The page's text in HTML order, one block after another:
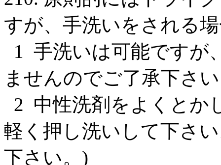
すが、手洗いをされる
1 手洗いは可能ですが
ませんのでご了承下さ
2 中性洗剤をよくとか
軽く押し洗いして下さ
下さい。)